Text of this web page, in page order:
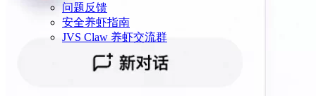
问题反馈
安全养虾指南
JVS Claw 养虾交流群